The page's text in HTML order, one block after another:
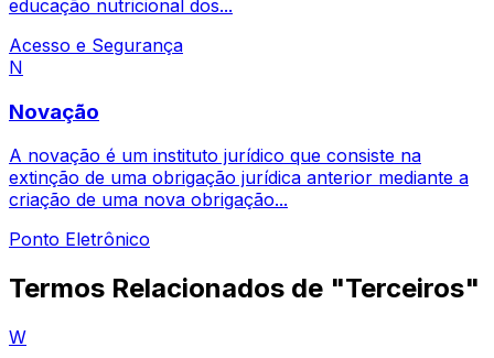
educação nutricional dos...
Acesso e Segurança
N
Novação
A novação é um instituto jurídico que consiste na
extinção de uma obrigação jurídica anterior mediante a
criação de uma nova obrigação...
Ponto Eletrônico
Termos Relacionados de "Terceiros"
W